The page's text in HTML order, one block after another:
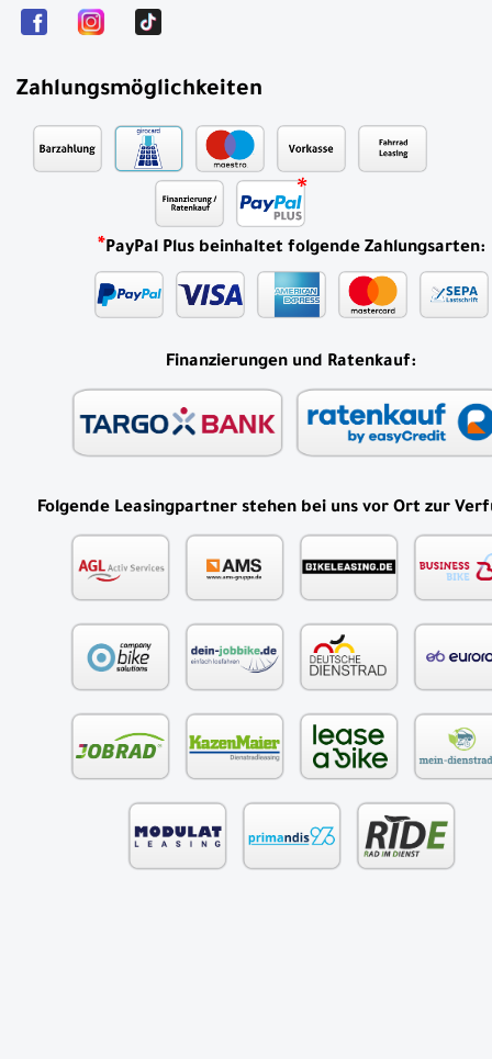
Zahlungsmöglichkeiten
*PayPal Plus beinhaltet folgende Zahlungsarten:
Finanzierungen und Ratenkauf:
Folgende Leasingpartner stehen bei uns vor Ort zur